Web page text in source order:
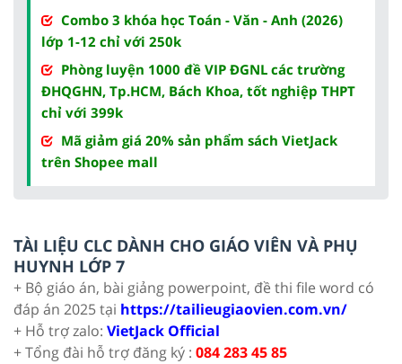
Combo 3 khóa học Toán - Văn - Anh (2026)
lớp 1-12 chỉ với 250k
Phòng luyện 1000 đề VIP ĐGNL các trường
ĐHQGHN, Tp.HCM, Bách Khoa, tốt nghiệp THPT
chỉ với 399k
Mã giảm giá 20% sản phẩm sách VietJack
trên Shopee mall
TÀI LIỆU CLC DÀNH CHO GIÁO VIÊN VÀ PHỤ
HUYNH LỚP 7
+ Bộ giáo án, bài giảng powerpoint, đề thi file word có
đáp án 2025 tại https://tailieugiaovien.com.vn/
+ Hỗ trợ zalo: VietJack Official
+ Tổng đài hỗ trợ đăng ký : 084 283 45 85